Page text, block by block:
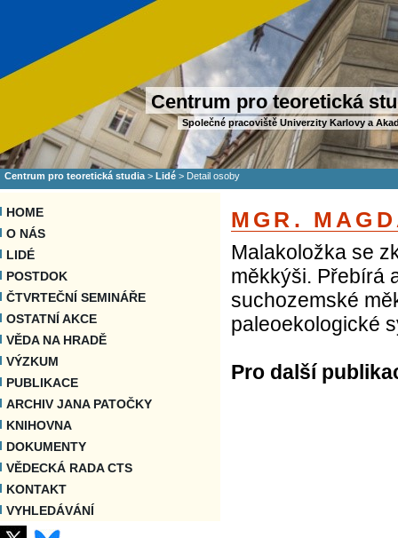
Centrum pro teoretická
Společné pracoviště Univerzity Karlovy a
Centrum pro teoretická studia > Lidé > Detail osoby
HOME
O NÁS
LIDÉ
POSTDOK
ČTVRTEČNÍ SEMINÁŘE
OSTATNÍ AKCE
VĚDA NA HRADĚ
VÝZKUM
PUBLIKACE
ARCHIV JANA PATOČKY
KNIHOVNA
DOKUMENTY
VĚDECKÁ RADA CTS
KONTAKT
VYHLEDÁVÁNÍ
MGR.
Malakoložka se
měkkýši. Přebírá
suchozemské
paleoekologické
Pro další